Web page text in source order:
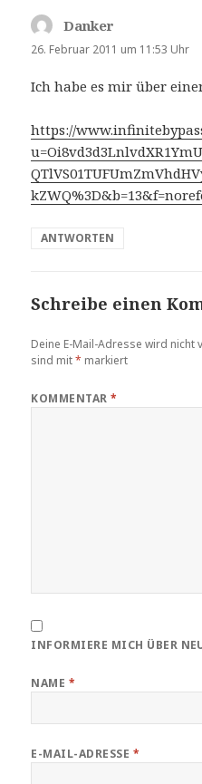
Danker
26. Februar 2011 um 11:53 Uhr
Ich habe es mir über
https://
ANTWORTEN
Schreibe einen
Deine E-Mail-Adresse wird nicht
sind mit* markiert
KOMMENTAR*
INFORMIERE MICH ÜBER
NAME *
E-MAIL-ADRESSE *